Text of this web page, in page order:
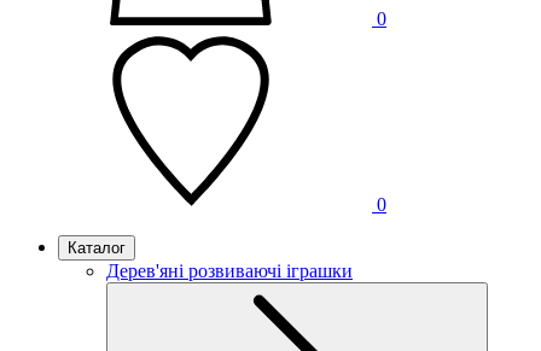
0
0
Каталог
Дерев'яні розвиваючі іграшки